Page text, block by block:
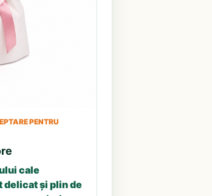
PENTRU
cale
delicat și plin de